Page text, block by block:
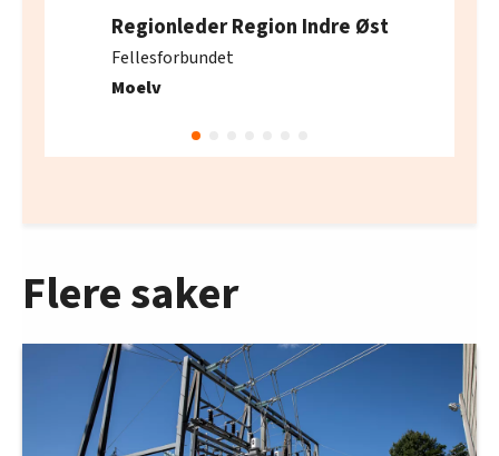
Regionleder Region Indre Øst
Fellesforbundet
Moelv
Flere saker